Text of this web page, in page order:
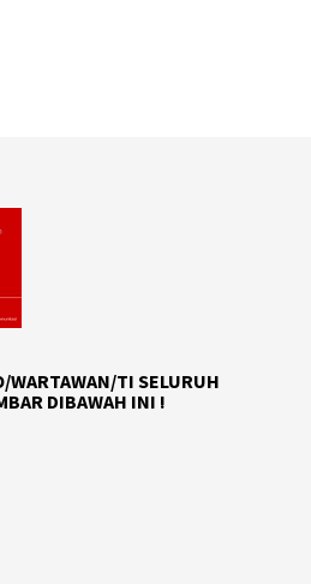
WARTAWAN/TI SELURUH
DIBAWAH INI !